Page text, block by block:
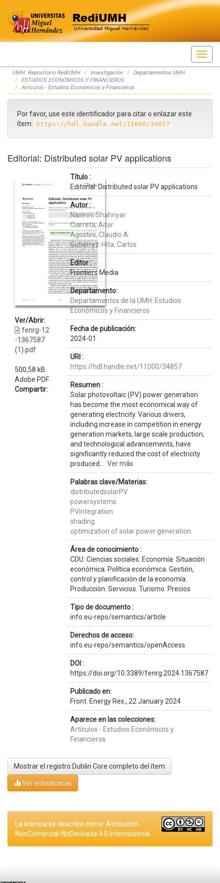
Skip
navigation
UMH: Repositorio RediUMH Investigación
Departamentos UMH
ESTUDIOS ECONÓMICOS Y FINANCIEROS
Artículos - Estudios Económicos y Financieros
Por favor, use este identificador para citar o enlazar este
ítem:
https://hdl.handle.net/11000/34857
Editorial: Distributed solar PV applications
Ver/Abrir:
fenrg-12
-1367587
(1).pdf
500,58 kB
Adobe PDF
Compartir:
Título :
Editorial: Distributed solar PV applications
Autor :
Nasirov, Shahriyar
Ciarreta, Aitor
Agostini, Claudio A.
Gutiérrez-Hita, Carlos
Editor :
Frontiers Media
Departamento:
Departamentos de la UMH::Estudios
Económicos y Financieros
Fecha de publicación:
2024-01
URI :
https://hdl.handle.net/11000/34857
Resumen :
Solar photovoltaic (PV) power generation
has become the most economical way of
generating electricity. Various drivers,
including increase in competition in energy
generation markets, large scale production,
and technological advancements, have
significantly reduced the cost of electricity
produced... Ver más
Palabras clave/Materias:
distributedsolarPV
powersystems
PVintegration
shading
optimization of solar power generation
Área de conocimiento :
CDU: Ciencias sociales: Economía: Situación
económica. Política económica. Gestión,
control y planificación de la economía.
Producción. Servicios. Turismo. Precios
Tipo de documento :
info:eu-repo/semantics/article
Derechos de acceso:
info:eu-repo/semantics/openAccess
DOI :
https://doi.org/10.3389/fenrg.2024.1367587
Publicado en:
Front. Energy Res., 22 January 2024
Aparece en las colecciones:
Artículos - Estudios Económicos y
Financieros
Mostrar el registro Dublin Core completo del ítem
Ver estadísticas
La licencia se describe como: Atribución-
NonComercial-NoDerivada 4.0 Internacional.